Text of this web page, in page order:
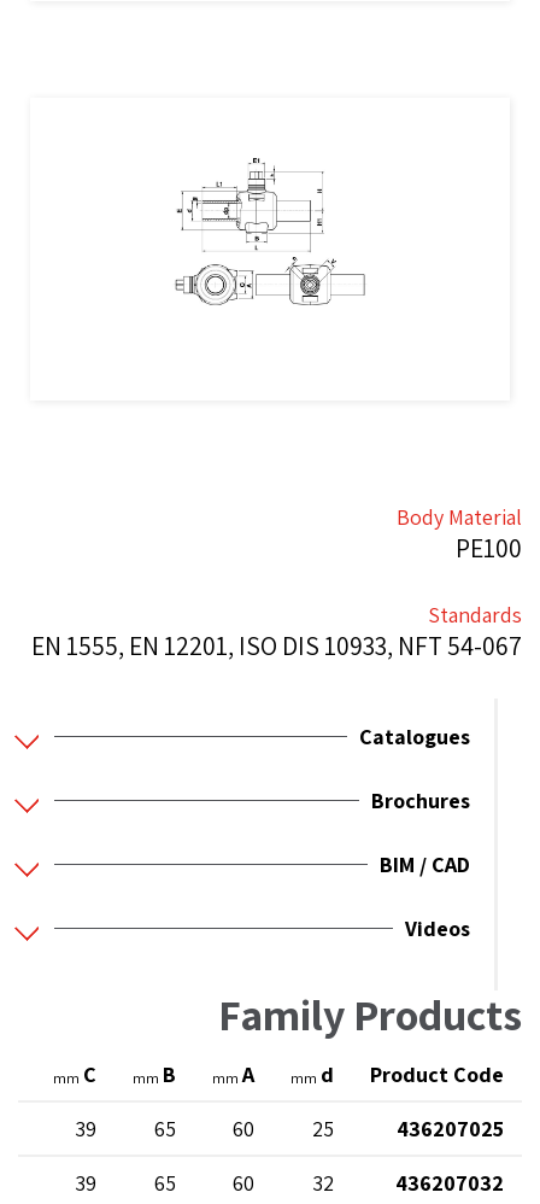
Body Material
PE100
Standards
EN 1555, EN 12201, ISO DIS 10933, NFT 54-067
Catalogues
Brochures
BIM / CAD
Videos
Family Products
Product Code
d
mm
A
mm
B
mm
C
mm
436207025
25
60
65
39
436207032
32
60
65
39